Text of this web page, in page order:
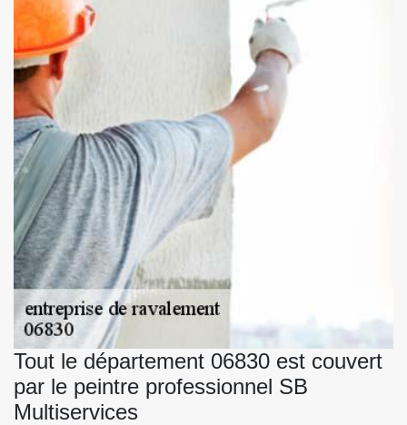
Tout le département 06830 est couvert
par le peintre professionnel SB
Multiservices